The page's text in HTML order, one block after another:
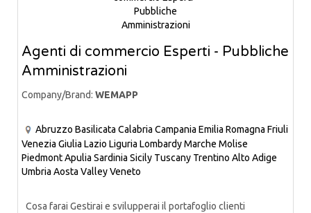
Agenti di commercio Esperti - Pubbliche
Amministrazioni
Company/Brand: WEMAPP
Abruzzo Basilicata Calabria Campania Emilia Romagna Friuli
Venezia Giulia Lazio Liguria LombardyMarche Molise
PiedmontApulia Sardinia Sicily Tuscany Trentino Alto Adige
Umbria Aosta ValleyVeneto
Cosa farai Gestirai e svilupperai il portafoglio clienti